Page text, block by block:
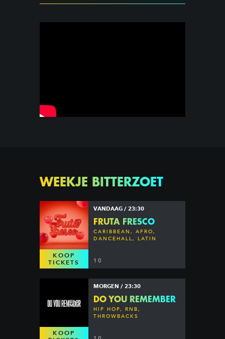
WEEKJE BITTERZOET
KOOP
TICKETS
VANDAAG / 23:30
FRUTA FRESCO
CARIBBEAN, AFRO,
DANCEHALL, LATIN
10
KOOP
MORGEN / 23:30
DO YOU REMEMBER
HIP HOP, RNB,
THROWBACKS